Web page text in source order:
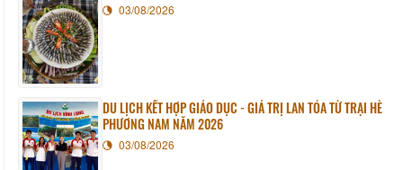
03/08/2026
DU LỊCH KẾT HỢP GIÁO DỤC - GIÁ TRỊ LAN TỎA TỪ TRẠI HÈ
PHƯƠNG NAM NĂM 2026
03/08/2026